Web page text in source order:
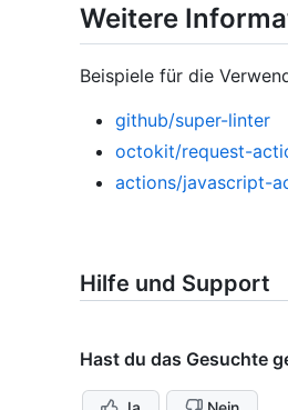
Weitere
Beispiele für die
github/super-linter
octokit/request-
actions/javascript-
Hilfe und Support
Hast du das Gesuchte